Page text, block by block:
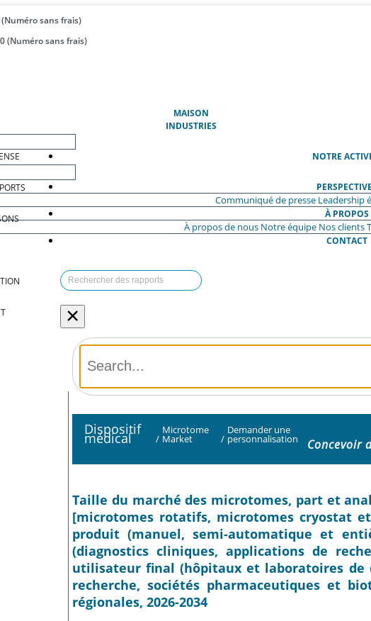
sans frais)
(Numéro sans frais)
MAISON(ACTUEL)
INDUSTRIES
NOTRE
Communiqué de presse Leadership
À PROPOS
À propos de nous Notre équipe Nos clients
CONTACT
×
Dispositif
médical /
Microtome
Market /
Demander une
personnalisation Concevoir
Taille du marché des microtomes, part et
[microtomes rotatifs, microtomes cryostat
produit (manuel, semi-automatique et
(diagnostics cliniques, applications de
utilisateur final (hôpitaux et laboratoires
recherche, sociétés pharmaceutiques et
régionales, 2026-2034